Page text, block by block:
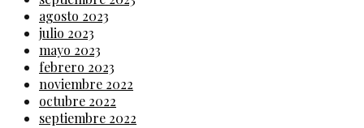
agosto 2023
julio 2023
mayo 2023
febrero 2023
noviembre 2022
octubre 2022
septiembre 2022